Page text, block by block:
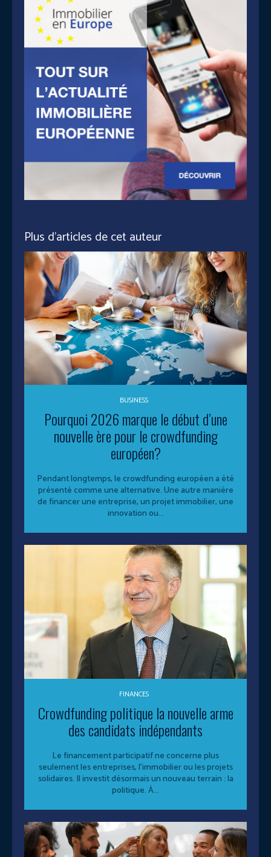
Plus d'articles de cet auteur
BUSINESS
Pourquoi 2026 marque le début d’une
nouvelle ère pour le crowdfunding
européen?
Pendant longtemps, le crowdfunding européen a été
présenté comme une alternative. Une autre manière
de financer une entreprise, un projet immobilier, une
innovation ou...
FINANCES
Crowdfunding politique la nouvelle arme
des candidats indépendants
Le financement participatif ne concerne plus
seulement les entreprises, l’immobilier ou les projets
solidaires. Il investit désormais un nouveau terrain : la
politique. À...